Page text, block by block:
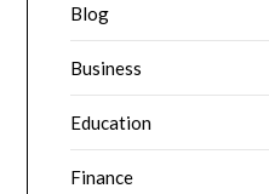
Blog
Business
Education
Finance